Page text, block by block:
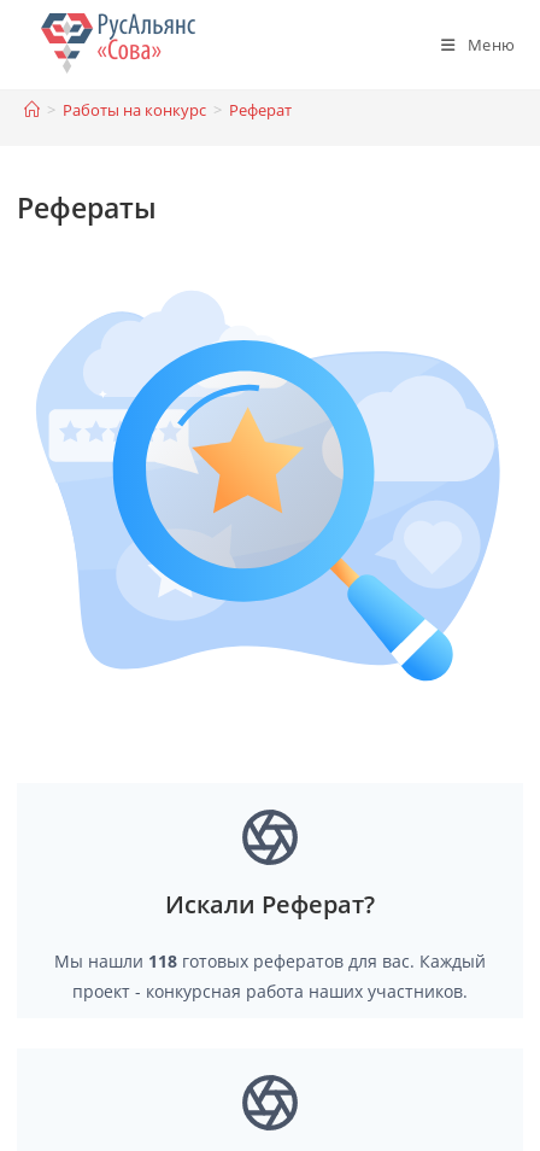
Перейти
содержимому
Меню
> Работы на конкурс > Реферат
Рефераты
Искали Реферат?
Мы нашли 118 готовых рефератов для вас. Каждый
проект - конкурсная работа наших участников.